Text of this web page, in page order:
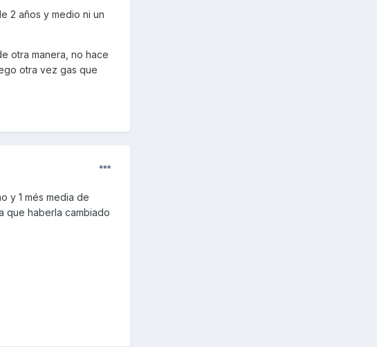
2 años y medio ni un
otra manera, no hace
otra vez gas que
y 1 més media de
que haberla cambiado